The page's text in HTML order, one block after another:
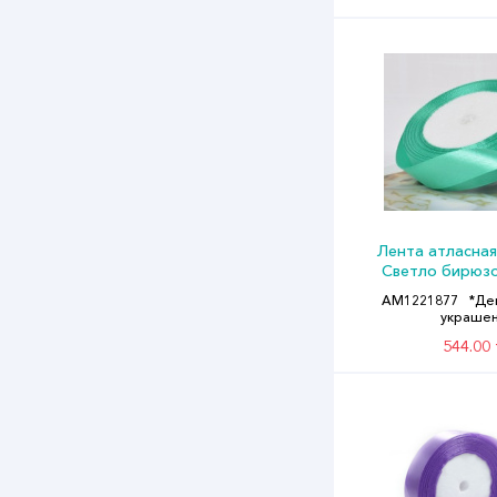
Лента
Светло
АМ1221877
544.00